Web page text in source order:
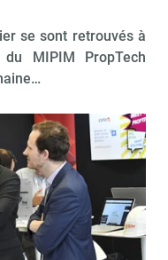
se sont retrouvés à
MIPIM PropTech
tard